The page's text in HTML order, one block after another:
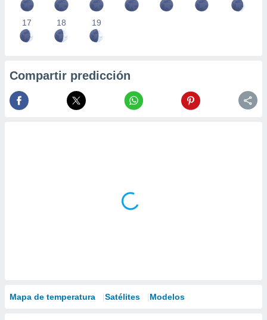
17 18 19
Compartir predicción
Mapa de temperatura Satélites Modelos